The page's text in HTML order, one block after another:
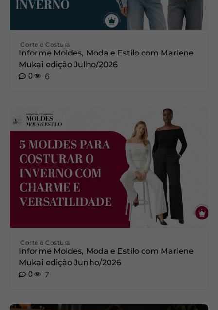
Corte e Costura
Informe Moldes, Moda e Estilo com Marlene
Mukai edição Julho/2026
0
6
Corte e Costura
Informe Moldes, Moda e Estilo com Marlene
Mukai edição Junho/2026
0
7